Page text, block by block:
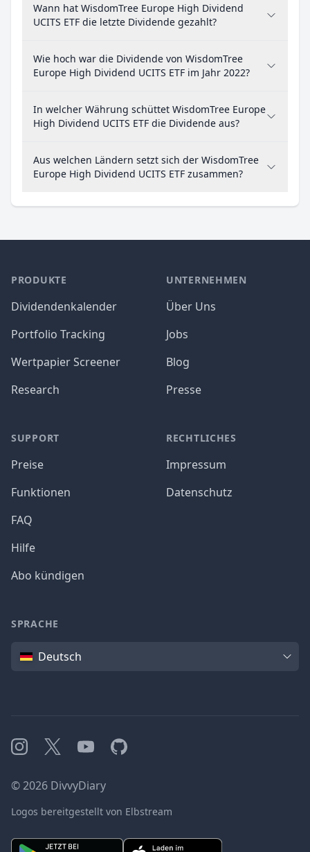
Wann hat WisdomTree Europe High Dividend
UCITS ETF die letzte Dividende gezahlt?
Wie hoch war die Dividende von WisdomTree
Europe High Dividend UCITS ETF im Jahr 2022?
In welcher Währung schüttet WisdomTree Europe
High Dividend UCITS ETF die Dividende aus?
Aus welchen Ländern setzt sich der WisdomTree
Europe High Dividend UCITS ETF zusammen?
PRODUKTE
Dividendenkalender
Portfolio Tracking
Wertpapier Screener
Research
SUPPORT
Preise
Funktionen
FAQ
Hilfe
Abo kündigen
UNTERNEHMEN
Über Uns
Jobs
Blog
Presse
RECHTLICHES
Impressum
Datenschutz
SPRACHE
SpracheDeutsch
Instagram
X YouTubeGitHub
©2026 DivvyDiary
Logos bereitgestellt von Elbstream